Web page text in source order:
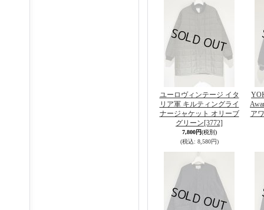
ユーロヴィンテージ イタ
リア軍 キルティングライ
ナージャケット オリーブ
グリーン[3772]
7,800円(税別)
(税込: 8,580円)
ア